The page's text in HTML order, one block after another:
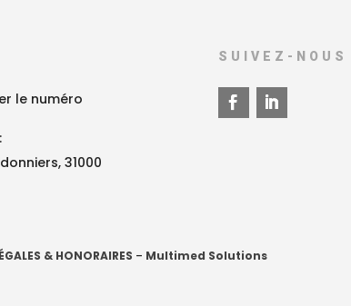
le numéro
:
31000
SUIVEZ-NOUS
& HONORAIRES – Multimed Solutions